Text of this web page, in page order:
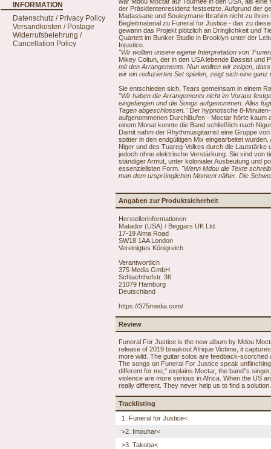
INFORMATION
Datenschutz / Privacy Policy
Versandkosten / Postage
Widerrufsbelehrung /
Cancellation Policy
der Präsidentenresidenz festsetzte. Aufgrund der
Madassane und Souleymane Ibrahim nicht zu
Begleitmaterial zu Funeral for Justice - das zu
gewann das Projekt plötzlich an Dringlichkeit und
Quartett im Bunker Studio in Brooklyn unter der
Injustice.
"Wir wollten unsere eigene Interpretation von
Mikey Coltun, der in den USA lebende Bassist und
mit den Arrangements. Nun wollten wir zeigen,
wir ein reduziertes Set spielen, zeigt sich eine
Sie entschieden sich, Tears gemeinsam in einem
"Wir haben die Arrangements nicht im Voraus
eingefangen und die Songs aufgenommen. Alles
Tagen abgeschlossen." Der hypnotische 8-
aufgenommenen Durchläufen - Moctar hörte kaum
einem Monat konnte die Band schließlich nach
Damit nahm der Rhythmusgitarrist eine Gruppe
später in den endgültigen Mix eingearbeitet
Niger und des Tuareg-Volkes durch die Lautstärke
jedoch ohne elektrische Verstärkung. Sie sind von
ständiger Armut, unter kolonialer Ausbeutung und
essenziellsten Form. "Wenn Mdou die Texte
man dem ursprünglichen Moment näher. Die
Angaben zur Produktsicherheit
Herstellerinformationen
Matador (USA) / Beggars UK Ltd.
17-19 Alma Road
SW18 1AA London
Vereinigtes Königreich
Verantwortlich
375 Media GmbH
Schlachthofstr. 36
21079 Hamburg
Deutschland
https://375media.com/
Review
Funeral For Justice is the new album by Mdou
release of 2019 breakout Afrique Victime, it
more wild. The guitar solos are feedback-
The songs on Funeral For Justice speak
different for me," explains Moctar, the band"s
violence are more serious in Africa. When the US
really different. They never help us to find a
Tracklisting
1. Funeral for Justice<
>2. Imouhar<
>3. Takoba<